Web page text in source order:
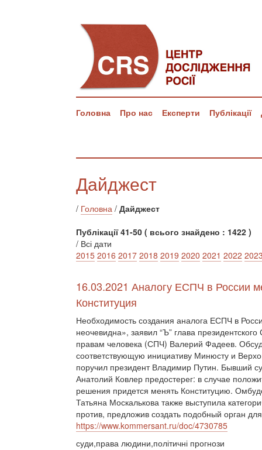
Головна Про нас Експерти Публікації
Дайджест
/ Головна / Дайджест
Публікації 41-50 ( всього знайдено : 1422 )
/ Всі дати
2015 2016 2017 2018 2019 2020 2021 2022
16.03.2021 Аналогу ЕСПЧ в России
Конституция
Необходимость создания аналога ЕСПЧ в
неочевидна», заявил “Ъ” глава президентского
правам человека (СПЧ) Валерий Фадеев.
соответствующую инициативу Минюсту и
поручил президент Владимир Путин. Бывший
Анатолий Ковлер предостерег: в случае
решения придется менять Конституцию.
Татьяна Москалькова также выступила
против, предложив создать подобный орган
https://www.kommersant.ru/doc/4730785
суди,права людини,політичні прогнози